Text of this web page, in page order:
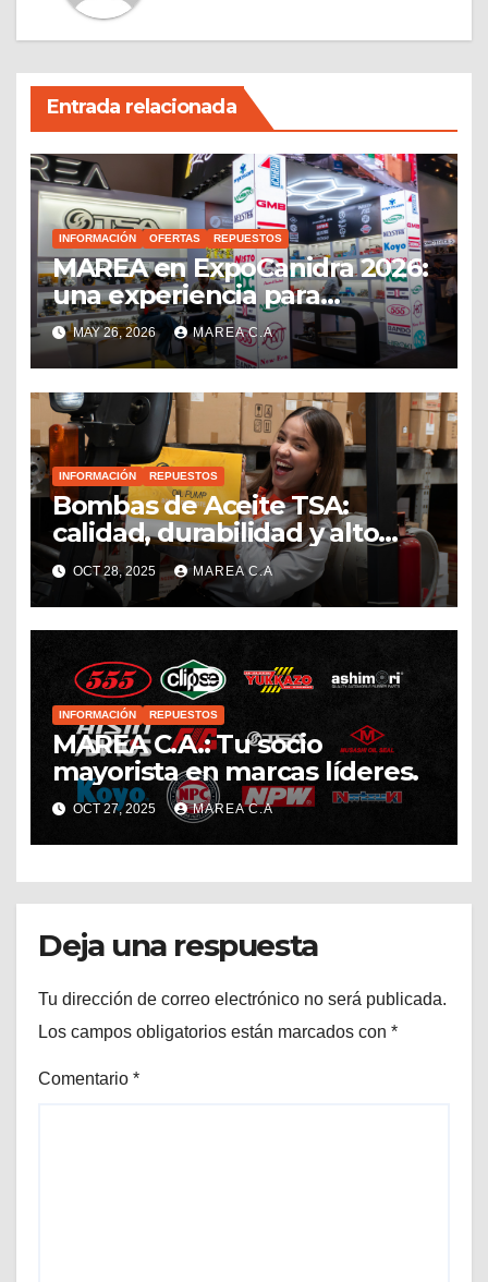
Entrada relacionada
INFORMACIÓN OFERTAS REPUESTOS
MAREA en ExpoCanidra 2026:
una experiencia para
conectar, crecer y seguir
impulsando el sector
repuestero venezolano
MAY 26, 2026 MAREA C.A
INFORMACIÓN REPUESTOS
Bombas de Aceite TSA:
calidad, durabilidad y alto
rendimiento
OCT 28, 2025 MAREA C.A
INFORMACIÓN REPUESTOS
MAREA C.A.: Tu socio
mayorista en marcas líderes.
OCT 27, 2025 MAREA C.A
Deja una respuesta
Tu dirección de correo electrónico no será publicada.
Los campos obligatorios están marcados con *
Comentario *